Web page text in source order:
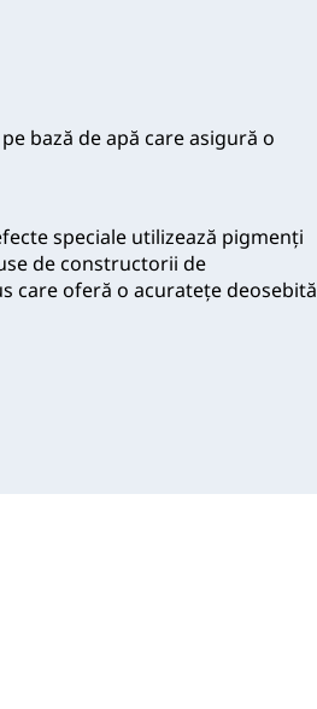
bază de apă care asigură o
speciale utilizează pigmenţi
de constructorii de
care oferă o acurateţe deosebită